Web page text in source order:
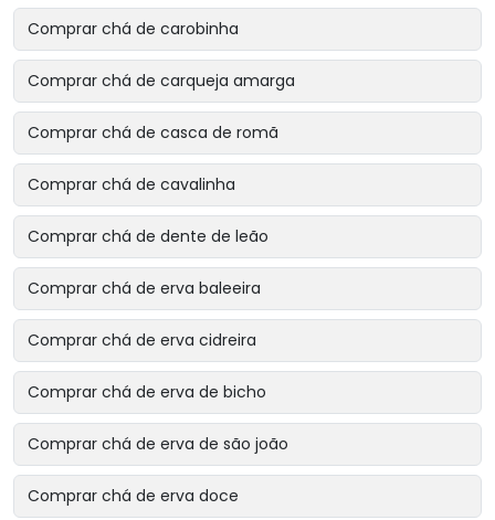
Comprar chá de carobinha
Comprar chá de carqueja amarga
Comprar chá de casca de romã
Comprar chá de cavalinha
Comprar chá de dente de leão
Comprar chá de erva baleeira
Comprar chá de erva cidreira
Comprar chá de erva de bicho
Comprar chá de erva de são joão
Comprar chá de erva doce